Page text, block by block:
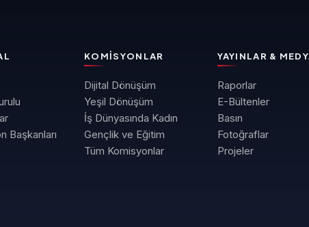
Başkanları
KOMISYONLAR
Dijital Dönüşüm
Yeşil Dönüşüm
İş Dünyasında Kadın
Gençlik ve Eğitim
Tüm Komisyonlar
YAYINLAR &
Raporlar
E-Bültenler
Basın
Fotoğraflar
Projeler